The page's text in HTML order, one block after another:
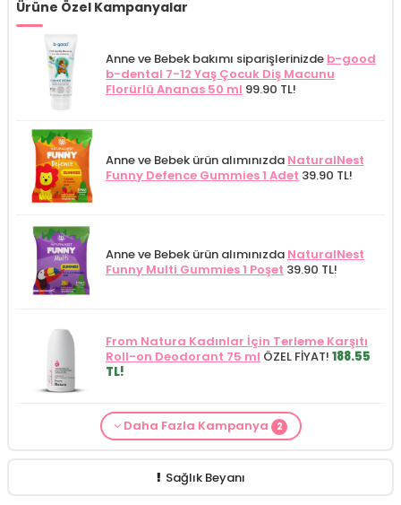
Ürüne Özel Kampanyalar
Anne ve Bebek bakımı siparişlerinizde b-good
b-dental 7-12 Yaş Çocuk Diş Macunu
Florürlü Ananas 50 ml 99.90 TL!
Anne ve Bebek ürün alımınızda NaturalNest
Funny Defence Gummies 1 Adet 39.90 TL!
Anne ve Bebek ürün alımınızda NaturalNest
Funny Multi Gummies 1 Poşet 39.90 TL!
From Natura Kadınlar İçin Terleme Karşıtı
Roll-on Deodorant 75 ml ÖZEL FİYAT! 188.55
TL!
Alls Biocosmetics Organik Anti Stretch Mark
Anne ve Bebek bakımı siparişlerinizde
Daha Fazla Kampanya 2
Sağlık Beyanı